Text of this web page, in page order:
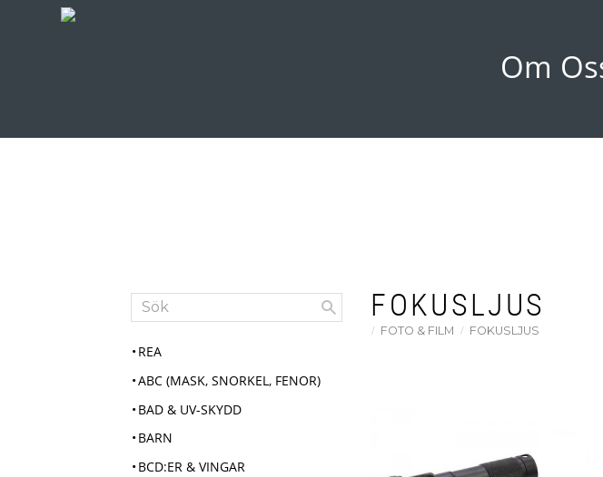
Om
FOKUSLJUS
FOTO & FILM FOKUSLJUS
REA
ABC (MASK, SNORKEL, FENOR)
BAD & UV-SKYDD
BARN
BCD:ER & VINGAR